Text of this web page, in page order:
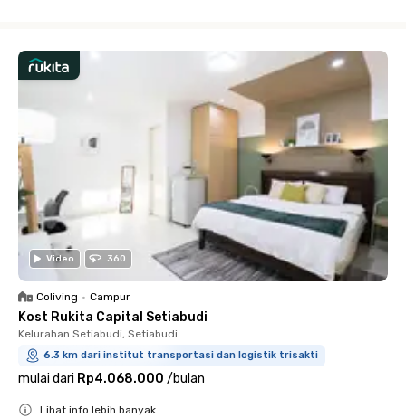
Video 360
Coliving • Campur
Kost Rukita Capital Setiabudi
Kelurahan Setiabudi, Setiabudi
6.3 km dari institut transportasi dan logistik trisakti
mulai dari Rp4.068.000 /bulan
Lihat info lebih banyak